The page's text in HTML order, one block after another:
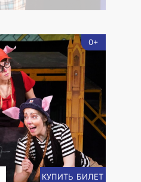
0+
КУПИТЬ БИЛЕТ